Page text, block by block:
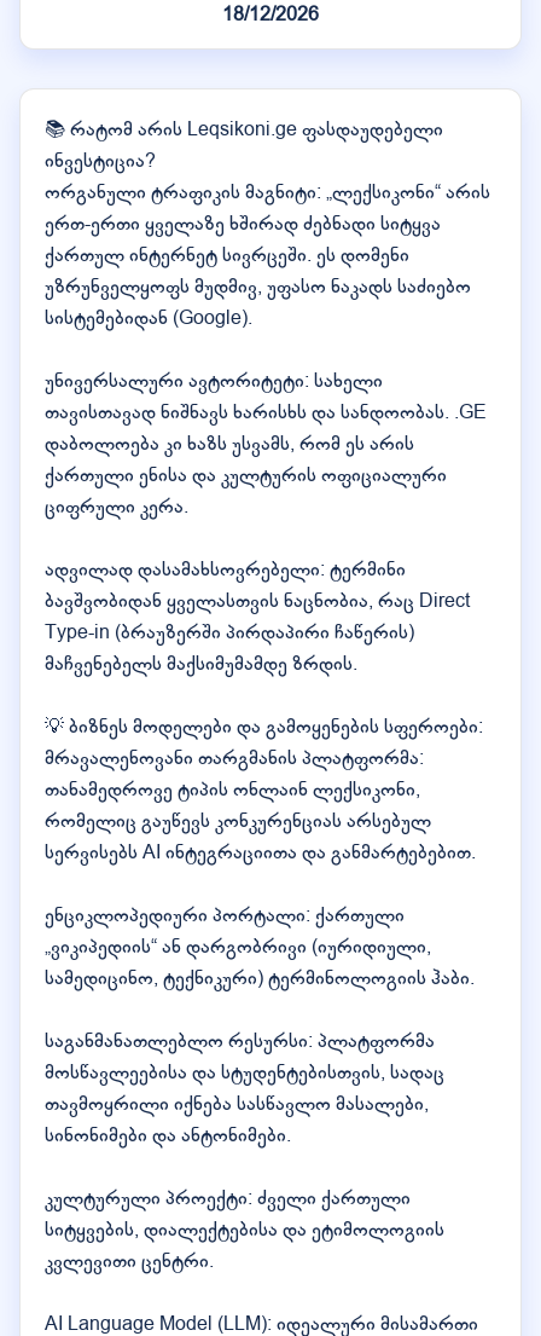
18/12/2026
📚 რატომ არის Leqsikoni.ge ფასდაუდებელი
ინვესტიცია?
ორგანული ტრაფიკის მაგნიტი: „ლექსიკონი“ არის
ერთ-ერთი ყველაზე ხშირად ძებნადი სიტყვა
ქართულ ინტერნეტ სივრცეში. ეს დომენი
უზრუნველყოფს მუდმივ, უფასო ნაკადს საძიებო
სისტემებიდან (Google).
უნივერსალური ავტორიტეტი: სახელი
თავისთავად ნიშნავს ხარისხს და სანდოობას. .GE
დაბოლოება კი ხაზს უსვამს, რომ ეს არის
ქართული ენისა და კულტურის ოფიციალური
ციფრული კერა.
ადვილად დასამახსოვრებელი: ტერმინი
ბავშვობიდან ყველასთვის ნაცნობია, რაც Direct
Type-in (ბრაუზერში პირდაპირი ჩაწერის)
მაჩვენებელს მაქსიმუმამდე ზრდის.
💡 ბიზნეს მოდელები და გამოყენების სფეროები:
მრავალენოვანი თარგმანის პლატფორმა:
თანამედროვე ტიპის ონლაინ ლექსიკონი,
რომელიც გაუწევს კონკურენციას არსებულ
სერვისებს AI ინტეგრაციითა და განმარტებებით.
ენციკლოპედიური პორტალი: ქართული
„ვიკიპედიის“ ან დარგობრივი (იურიდიული,
სამედიცინო, ტექნიკური) ტერმინოლოგიის ჰაბი.
საგანმანათლებლო რესურსი: პლატფორმა
მოსწავლეებისა და სტუდენტებისთვის, სადაც
თავმოყრილი იქნება სასწავლო მასალები,
სინონიმები და ანტონიმები.
კულტურული პროექტი: ძველი ქართული
სიტყვების, დიალექტებისა და ეტიმოლოგიის
კვლევითი ცენტრი.
AI Language Model (LLM): იდეალური მისამართი